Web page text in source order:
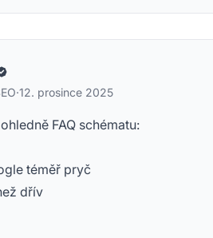
·12. prosince 2025
FAQ schématu:
téměř pryč
dřív